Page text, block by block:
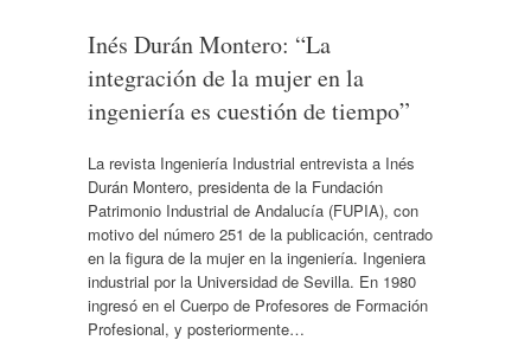
Inés Durán Montero: “La
integración de la mujer en la
ingeniería es cuestión de tiempo”
La revista Ingeniería Industrial entrevista a Inés
Durán Montero, presidenta de la Fundación
Patrimonio Industrial de Andalucía (FUPIA), con
motivo del número 251 de la publicación, centrado
en la figura de la mujer en la ingeniería. Ingeniera
industrial por la Universidad de Sevilla. En 1980
ingresó en el Cuerpo de Profesores de Formación
Profesional, y posteriormente…